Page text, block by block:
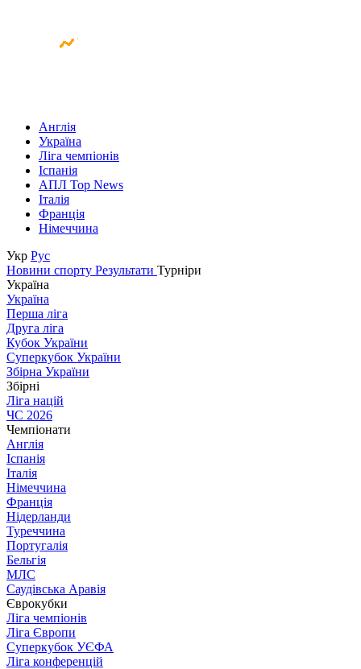
Англія
Україна
Ліга чемпіонів
Іспанія
АПЛ Top News
Італія
Франція
Німеччина
Укр Рус
Новини спорту Результати Турніри
Україна
Україна
Перша ліга
Друга ліга
Кубок України
Суперкубок України
Збірна України
Збірні
Ліга націй
ЧС 2026
Чемпіонати
Англія
Іспанія
Італія
Німеччина
Франція
Нідерланди
Туреччина
Португалія
Бельгія
МЛС
Саудівська Аравія
Єврокубки
Ліга чемпіонів
Ліга Європи
Суперкубок УЄФА
Ліга конференцій